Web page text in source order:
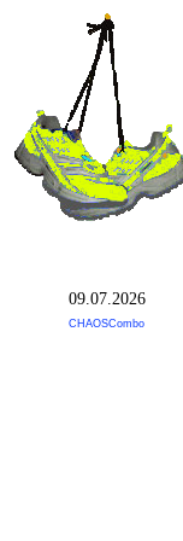
09.07.2026
CHAOSCombo